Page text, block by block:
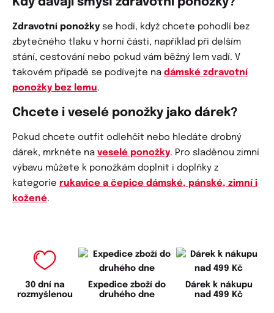
Zdravotní ponožky se hodí, když chcete pohodlí bez
zbytečného tlaku v horní části, například při delším
stání, cestování nebo pokud vám běžný lem vadí. V
takovém případě se podívejte na dámské zdravotní
ponožky bez lemu.
Chcete i veselé ponožky jako dárek?
Pokud chcete outfit odlehčit nebo hledáte drobný
dárek, mrkněte na veselé ponožky. Pro sladěnou zimní
výbavu můžete k ponožkám doplnit i doplňky z
kategorie rukavice a čepice dámské, pánské, zimní i
kožené.
30 dní na
rozmyšlenou
Expedice zboží do
druhého dne
Dárek k nákupu
nad 499 Kč